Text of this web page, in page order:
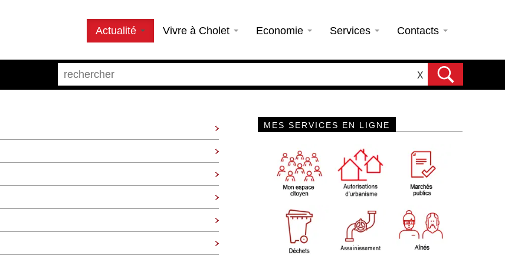
Actualité Vivre à Cholet Economie Services Contacts
X
MES SERVICES EN LIGNE